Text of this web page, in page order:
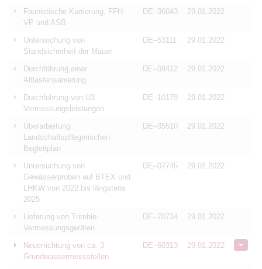
Faunistische Kartierung, FFH
VP und ASB
DE–36043 29.01.2022
Untersuchung von
Standsicherheit der Mauer
DE–53111 29.01.2022
Durchführung einer
Altlastensanierung
DE–08412 29.01.2022
Durchführung von U3
Vermessungsleistungen
DE–10179 29.01.2022
Überarbeitung
Landschaftspflegerischen
Begleitplan
DE–35510 29.01.2022
Untersuchung von
Gewässerproben auf BTEX und
LHKW von 2022 bis längstens
2025
DE–07745 29.01.2022
Lieferung von Trimble-
Vermessungsgeräten
DE–70734 29.01.2022
Neuerrichtung von ca. 3
Grundwassermessstellen
DE–60313 29.01.2022